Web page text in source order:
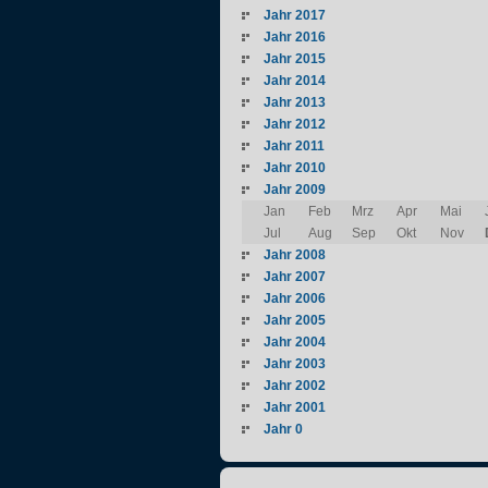
Jahr 2017
Jahr 2016
Jahr 2015
Jahr 2014
Jahr 2013
Jahr 2012
Jahr 2011
Jahr 2010
Jahr 2009
Jan
Feb Mrz Apr Mai
Jul
Aug Sep Okt Nov
Jahr 2008
Jahr 2007
Jahr 2006
Jahr 2005
Jahr 2004
Jahr 2003
Jahr 2002
Jahr 2001
Jahr 0